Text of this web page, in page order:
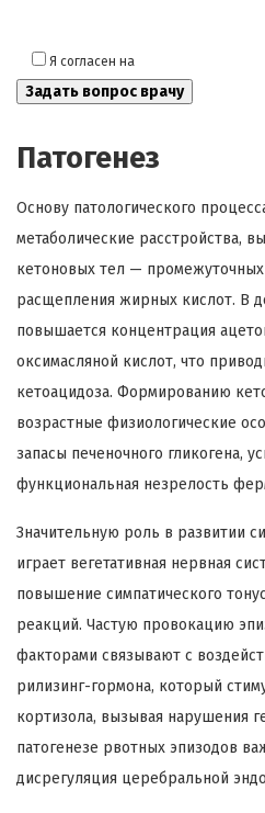
Я согласен на
Патогенез
Основу патологического
метаболические расстройства,
кетоновых тел —
расщепления жирных кислот. В
повышается концентрация
оксимасляной кислот, что
кетоацидоза. Формированию
возрастные физиологические
запасы печеночного гликогена,
функциональная незрелость
Значительную роль в развитии
играет вегетативная нервная
повышение симпатического
реакций. Частую провокацию
факторами связывают с
рилизинг-гормона, который
кортизола, вызывая нарушения
патогенезе рвотных эпизодов
дисрегуляция церебральной